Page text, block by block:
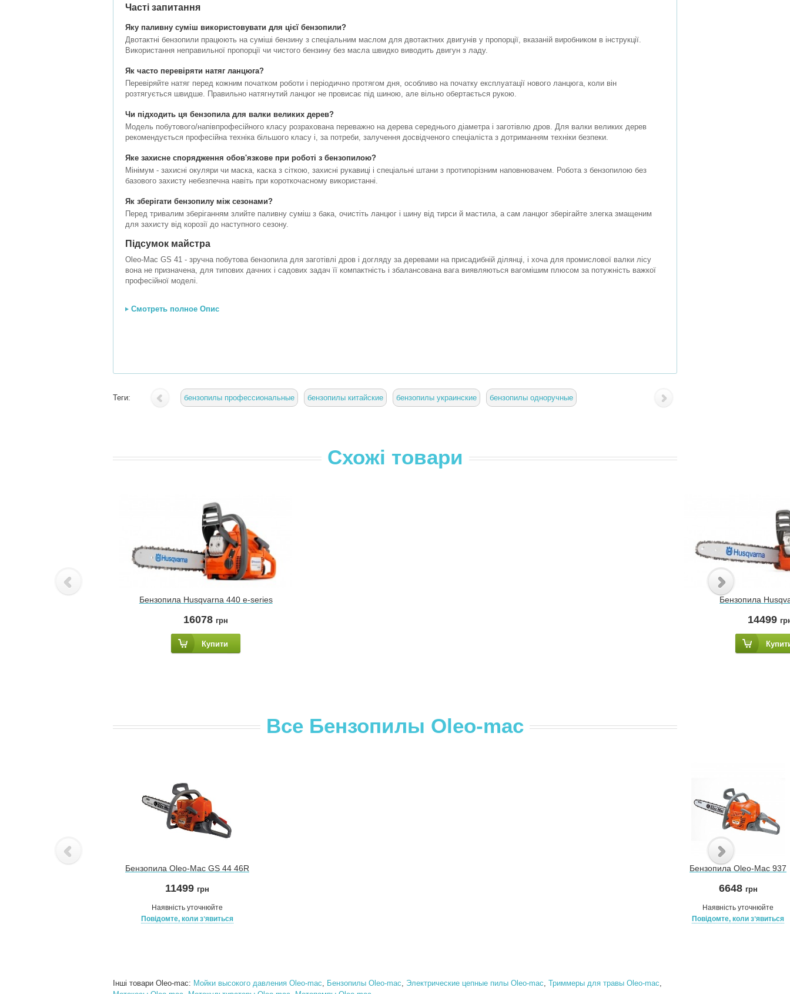
Часті запитання
Яку паливну суміш використовувати для цієї бензопили?
Двотактні бензопили працюють на суміші бензину з спеціальним маслом для двотактних двигунів у пропорції, вказаній виробником в інструкції.
Використання неправильної пропорції чи чистого бензину без масла швидко виводить двигун з ладу.
Як часто перевіряти натяг ланцюга?
Перевіряйте натяг перед кожним початком роботи і періодично протягом дня, особливо на початку експлуатації нового ланцюга, коли він
розтягується швидше. Правильно натягнутий ланцюг не провисає під шиною, але вільно обертається рукою.
Чи підходить ця бензопила для валки великих дерев?
Модель побутового/напівпрофесійного класу розрахована переважно на дерева середнього діаметра і заготівлю дров. Для валки великих дерев
рекомендується професійна техніка більшого класу і, за потреби, залучення досвідченого спеціаліста з дотриманням техніки безпеки.
Яке захисне спорядження обов'язкове при роботі з бензопилою?
Мінімум - захисні окуляри чи маска, каска з сіткою, захисні рукавиці і спеціальні штани з протипорізним наповнювачем. Робота з бензопилою без
базового захисту небезпечна навіть при короткочасному використанні.
Як зберігати бензопилу між сезонами?
Перед тривалим зберіганням злийте паливну суміш з бака, очистіть ланцюг і шину від тирси й мастила, а сам ланцюг зберігайте злегка змащеним
для захисту від корозії до наступного сезону.
Підсумок майстра
Oleo-Mac GS 41 - зручна побутова бензопила для заготівлі дров і догляду за деревами на присадибній ділянці, і хоча для промислової валки лісу
вона не призначена, для типових дачних і садових задач її компактність і збалансована вага виявляються вагомішим плюсом за потужність важкої
професійної моделі.
Смотреть полное Опис
Теги: бензопилы профессиональные бензопилы китайские бензопилы украинские бензопилы одноручные
Схожі товари
Бензопила Husqvarna 440 e-series
16078 грн
Купити
Бензопила
14499
Все Бензопилы Oleo-mac
Бензопила Oleo-Mac GS 44 46R
11499 грн
Наявність уточнюйте
Повідомте, коли зʼявиться
Бензопила Oleo-Mac 937
6648 грн
Наявність уточнюйте
Повідомте, коли зʼявиться
Інші товари Oleo-mac: Мойки высокого давления Oleo-mac, Бензопилы Oleo-mac, Электрические цепные пилы Oleo-mac, Триммеры для травы Oleo-mac,